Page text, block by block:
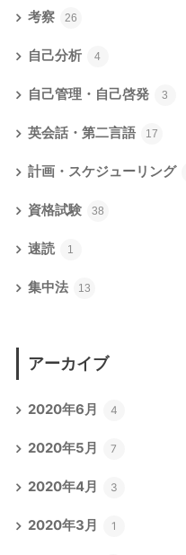
考察 26
自己分析 4
自己管理・自己啓発 3
英会話・第二言語 17
計画・スケジューリング
資格試験 38
速読 1
集中法 13
アーカイブ
2020年6月 4
2020年5月 7
2020年4月 3
2020年3月 1